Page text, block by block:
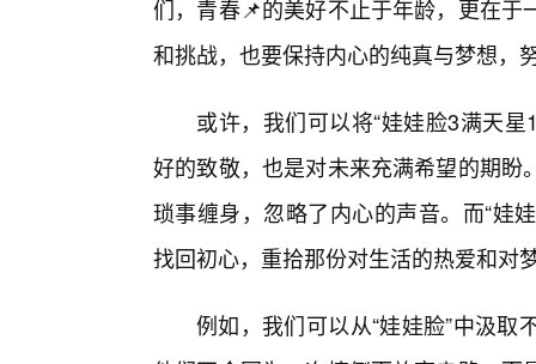
们，青春📌的美好不止于年龄，更在
和挑战，也要保持内心的纯真与梦想，
或许，我们可以将“娃娃脸3满天
好的致敬，也是对未来充满希望的期
琐事缠身，忽略了内心的声音。而“娃
找回初心，重拾那份对生活的热爱和对
例如，我们可以从“娃娃脸”中汲